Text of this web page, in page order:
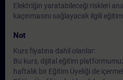
Elektriğin yaratabileceği riskleri
kaçınmasını sağlayacak ilgili
Not
Kurs fiyatına dahil olanlar:
Bu kurs, dijital eğitim
haftalık bir Eğitim Üyeliği de